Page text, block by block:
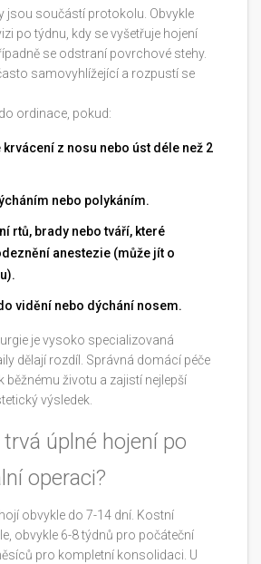
jsou součástí protokolu. Obvykle
po týdnu, kdy se vyšetřuje hojení
se odstraní povrchové stehy.
samovyhlížející a rozpustí se
ordinace, pokud:
z nosu nebo úst déle než 2
nebo polykáním.
rtů, brady nebo tváří, které
anestezie (může jít o
vidění nebo dýchání nosem.
je vysoko specializovaná
dělají rozdíl. Správná domácí péče
běžnému životu a zajistí nejlepší
výsledek.
úplné hojení po
operaci?
obvykle do 7-14 dní. Kostní
obvykle 6-8 týdnů pro počáteční
pro kompletní konsolidaci. U